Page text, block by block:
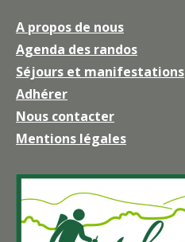
Facebook
s'ouvre
dans
une
nouvelle
fenêtre
A propos de nous
Agenda des randos
Séjours et manifestations
Adhérer
Nous contacter
Mentions légales